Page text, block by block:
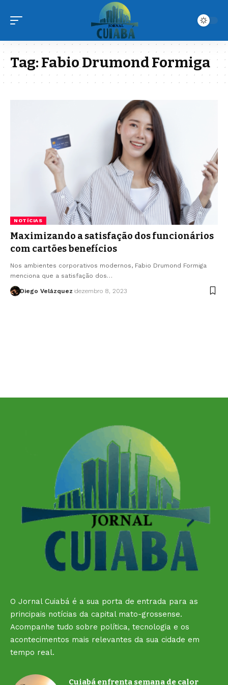
Tag:Fabio Drumond Formiga
NOTÍCIAS
Maximizando a satisfação dos funcionários
com cartões benefícios
Nos ambientes corporativos modernos, Fabio Drumond Formiga
menciona que a satisfação dos…
Diego Velázquez dezembro 8, 2023
O Jornal Cuiabá é a sua porta de entrada para as
principais notícias da capital mato-grossense.
Acompanhe tudo sobre política, tecnologia e os
acontecimentos mais relevantes da sua cidade em
tempo real.
Cuiabá enfrenta semana de calor